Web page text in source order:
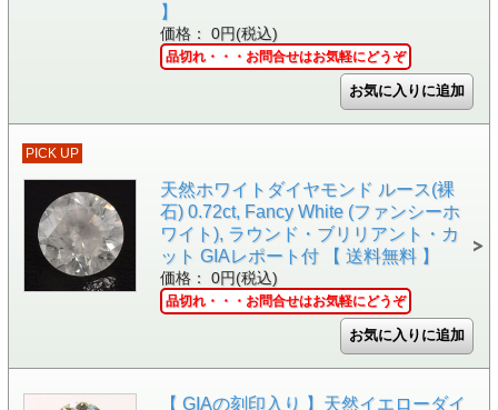
】
価格： 0円(税込)
品切れ・・・お問合せはお気軽にどうぞ
PICK UP
天然ホワイトダイヤモンド ルース(裸
石) 0.72ct, Fancy White (ファンシーホ
ワイト), ラウンド・ブリリアント・カ
ット GIAレポート付 【 送料無料 】
価格： 0円(税込)
品切れ・・・お問合せはお気軽にどうぞ
【 GIAの刻印入り 】天然イエローダイ